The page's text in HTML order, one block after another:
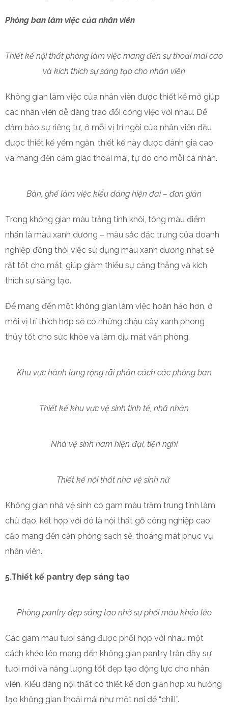
Phòng ban làm việc của nhân viên
Thiết kế nội thất phòng làm việc mang đến sự thoải mái cao
và kích thích sự sáng tạo cho nhân viên
Không gian làm việc của nhân viên được thiết kế mở giúp
các nhân viên dễ dàng trao đổi công việc với nhau. Để
đảm bảo sự riêng tư, ở mỗi vị trí ngồi của nhân viên đều
được thiết kế yếm ngăn, thiết kế này được đánh giá cao
và mang đến cảm giác thoải mái, tự do cho mỗi cá nhân.
Bàn, ghế làm việc kiểu dáng hiện đại – đơn giản
Trong không gian màu trắng tinh khôi, tông màu điểm
nhấn là màu xanh dương – màu sắc đặc trưng của doanh
nghiệp đồng thời việc sử dụng màu xanh dương nhạt sẽ
rất tốt cho mắt, giúp giảm thiểu sự căng thẳng và kích
thích sự sáng tạo.
Để mang đến một không gian làm việc hoàn hảo hơn, ở
mỗi vị trí thích hợp sẽ có những chậu cây xanh phong
thủy tốt cho sức khỏe và làm dịu mát văn phòng.
Khu vực hành lang rộng rãi phân cách các phòng ban
Thiết kế khu vực vệ sinh tinh tế, nhã nhặn
Nhà vệ sinh nam hiện đại, tiện nghi
Thiết kế nội thất nhà vệ sinh nữ
Không gian nhà vệ sinh có gam màu trầm trung tính làm
chủ đạo, kết hợp với đó là nội thất gỗ công nghiệp cao
cấp mang đến căn phòng sạch sẽ, thoáng mát phục vụ
nhân viên.
5.Thiết kế pantry đẹp sáng tạo
Phòng pantry đẹp sáng tạo nhờ sự phối màu khéo léo
Các gam màu tươi sáng được phối hợp với nhau một
cách khéo léo mang đến không gian pantry tràn đầy sự
tươi mới và năng lượng tốt đẹp tạo động lực cho nhân
viên. Kiểu dáng nội thất có thiết kế đơn giản hợp xu hướng
tạo không gian thoải mái như một nơi để “chill”.